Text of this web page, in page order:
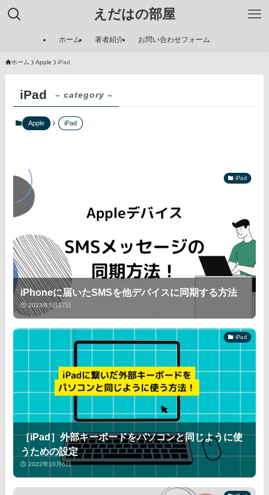
えだはの部屋
ホーム 著者紹介 お問い合わせフォーム
ホーム Apple iPad
iPad – category –
Apple iPad
iPad
iPhoneに届いたSMSを他デバイスに同期する方法
2023年5月17日
iPad
［iPad］外部キーボードをパソコンと同じように使
うための設定
2022年10月6日